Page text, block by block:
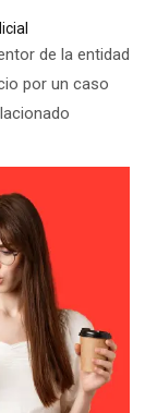
de la entidad
por un caso